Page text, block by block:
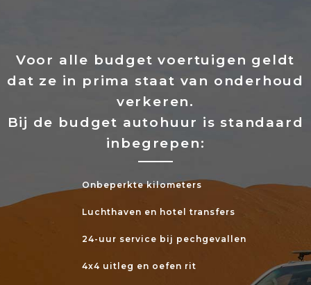
Voor alle budget voertuigen geldt
dat ze in prima staat van onderhoud
verkeren.
Bij de budget autohuur is standaard
inbegrepen:
Onbeperkte kilometers
Luchthaven en hotel transfers
24-uur service bij pechgevallen
4x4 uitleg en oefen rit